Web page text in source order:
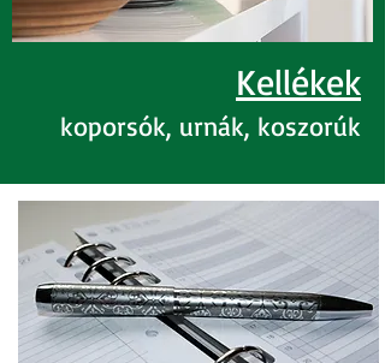
Kellékek
koporsók, urnák, koszorúk